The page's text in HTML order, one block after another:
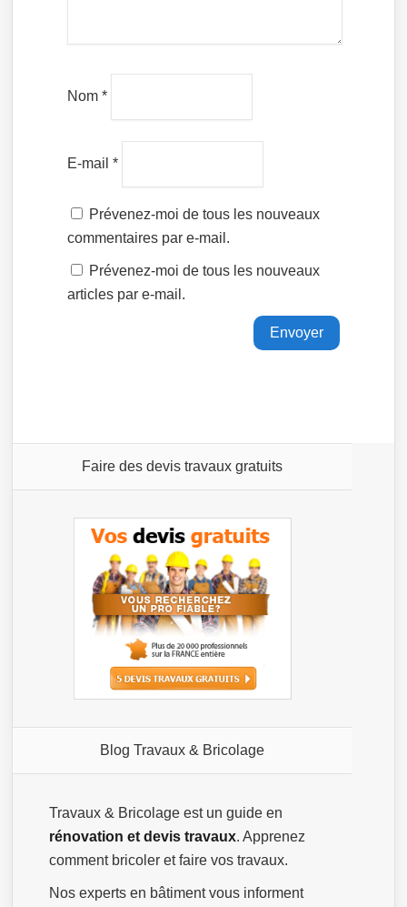
Nom*
E-mail*
Prévenez-moi de tous les nouveaux
commentaires par e-mail.
Prévenez-moi de tous les nouveaux
articles par e-mail.
Faire des devis travaux gratuits
Blog Travaux & Bricolage
Travaux & Bricolage est un guide en
rénovation et devis travaux. Apprenez
comment bricoler et faire vos travaux.
Nos experts en bâtiment vous informent